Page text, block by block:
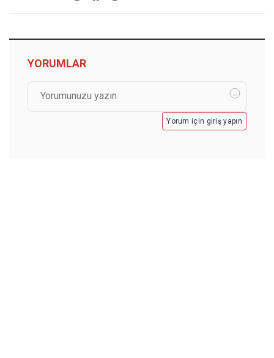
YORUMLAR
Yorum için giriş yapın